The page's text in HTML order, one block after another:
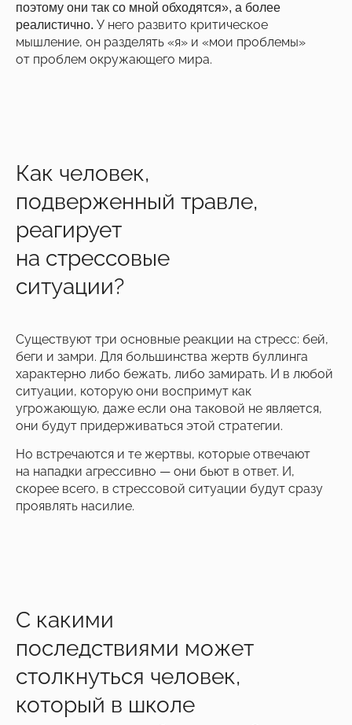
поэтому они так со мной обходятся», а более
реалистично. У него развито критическое
мышление, он разделять «я» и «мои проблемы»
от проблем окружающего мира.
Как человек,
подверженный травле,
реагирует
на стрессовые
ситуации?
Существуют три основные реакции на стресс: бей,
беги и замри. Для большинства жертв буллинга
характерно либо бежать, либо замирать. И в любой
ситуации, которую они воспримут как
угрожающую, даже если она таковой не является,
они будут придерживаться этой стратегии.
Но встречаются и те жертвы, которые отвечают
на нападки агрессивно — они бьют в ответ. И,
скорее всего, в стрессовой ситуации будут сразу
проявлять насилие.
С какими
последствиями может
столкнуться человек,
который в школе